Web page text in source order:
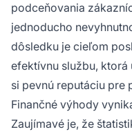
podceňovania
jednoducho
dôsledku je cieľom
efektívnu službu,
si pevnú reputáciu pre
Finančné výhody
Zaujímavé je, že